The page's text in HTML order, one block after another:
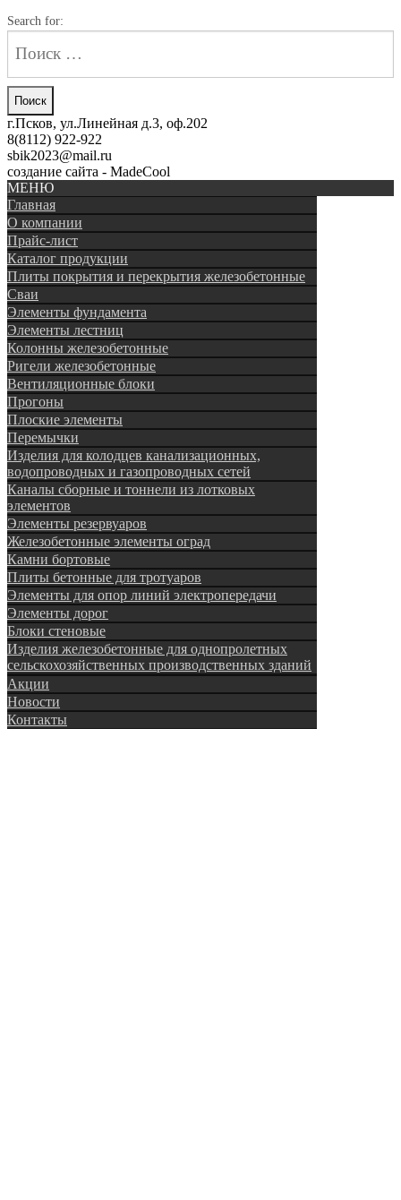
Search for:
г.Псков, ул.Линейная д.3, оф.202
8(8112) 922-922
sbik2023@mail.ru
создание сайта - MadeCool
МЕНЮ
Главная
О компании
Прайс-лист
Каталог продукции
Плиты покрытия и перекрытия железобетонные
Сваи
Элементы фундамента
Элементы лестниц
Колонны железобетонные
Ригели железобетонные
Вентиляционные блоки
Прогоны
Плоские элементы
Перемычки
Изделия для колодцев канализационных,
водопроводных и газопроводных сетей
Каналы сборные и тоннели из лотковых
элементов
Элементы резервуаров
Железобетонные элементы оград
Камни бортовые
Плиты бетонные для тротуаров
Элементы для опор линий электропередачи
Элементы дорог
Блоки стеновые
Изделия железобетонные для однопролетных
сельскохозяйственных производственных зданий
Акции
Новости
Контакты